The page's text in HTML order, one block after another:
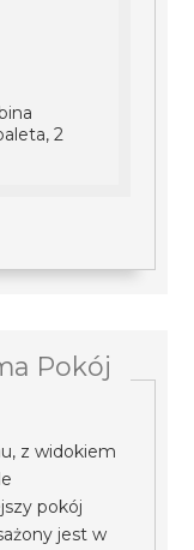
2
Pokój
z widokiem
pokój
jest w